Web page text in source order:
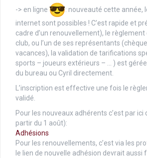
-> en ligne
: nouveauté cette année,
internet sont possibles ! C’est rapide et
cadre d’un renouvellement), le
club, ou l’un de ses représentants
vacances), la validation de tarifications
sports – joueurs extérieurs – … ) est
du bureau ou Cyril directement.
L’inscription est effective une fois le
validé.
Pour les nouveaux adhérents c’est par ici
partir du 1 août):
Adhésions
Pour les renouvellements, c’est via les
le lien de nouvelle adhésion devrait aussi